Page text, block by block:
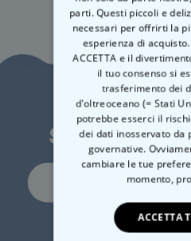
Metodo di pagamento
In breve
Con il vostro testo
In pelle
Con cerniera in metallo dorato
Misure circa 23 x 11 x 11 cm
Descrizione
Beauty Case Personalizzato con
Perché anche le piccole cose della
posto – e il miglior posto è in una
parti. Questi piccoli e
necessari per offrirti la
esperienza di
ACCETTA e il
il tuo consenso si
trasferimento dei
d'oltreoceano (= Stati
potrebbe esserci il
dei dati inosservato da
governative.
cambiare le tue
momento,
ACCETTA
Vuoi
sconto
Si,
No, non mi